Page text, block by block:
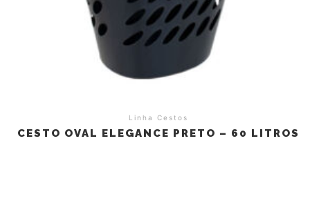
Linha Cestos
CESTO OVAL ELEGANCE PRETO – 60 LITROS